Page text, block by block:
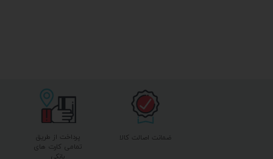
پرداخت از طریق
تمامی کارت های
بانکی
ضمانت اصالت کالا